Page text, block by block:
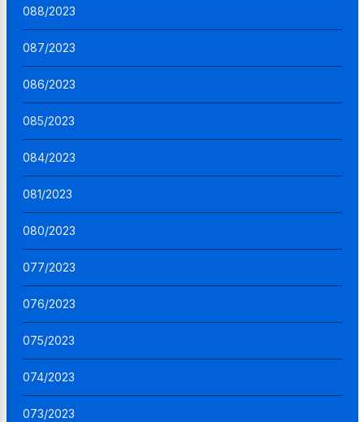
088/2023
087/2023
086/2023
085/2023
084/2023
081/2023
080/2023
077/2023
076/2023
075/2023
074/2023
073/2023